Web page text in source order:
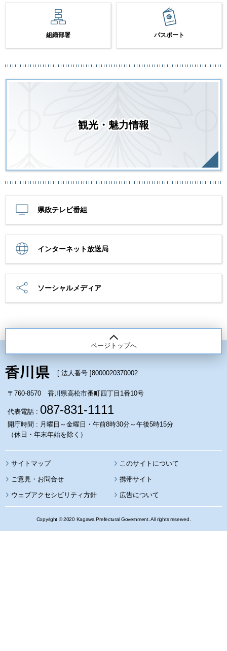
組織部署 パスポート
観光・魅力情報
県政テレビ番組
インターネット放送局
ソーシャルメディア
ページトップへ
[ 法人番号 ]8000020370002
〒760-8570 香川県高松市番町四丁目1番10号
代表電話 : 087-831-1111
開庁時間 : 月曜日～金曜日・午前8時30分～午後5時15分
（休日・年末年始を除く）
サイトマップ このサイトについて
携帯サイト
ウェブアクセシビリティ方針 広告について
Copyright © 2020 Kagawa Prefectural Government. All rights reserved.